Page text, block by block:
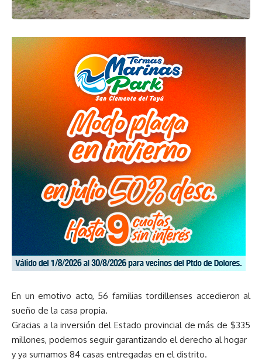
En un emotivo acto, 56 familias tordillenses accedieron al
sueño de la casa propia.
Gracias a la inversión del Estado provincial de más de $335
millones, podemos seguir garantizando el derecho al hogar
y ya sumamos 84 casas entregadas en el distrito.